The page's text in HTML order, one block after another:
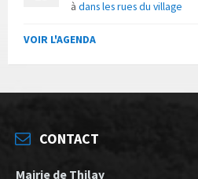
à dans les rues du village
VOIR L'AGENDA
CONTACT
Mairie de Thilay